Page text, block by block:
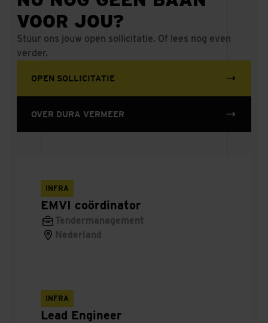
Servicemanager Beheer en Onderhoud
Maintenance Engineer
Adviseur Beheer & Onderhoud
Kostendeskundige Beheer en Onderhoud
Cad tekenaar infra
Projectleider infra
EMVI coördinator
VOOR JOU?
Stuur ons jouw open sollicitatie. Of lees nog even
verder.
OPEN SOLLICITATIE
OVER DURA VERMEER
EMVI coördinator
Tendermanagement
Nederland
INFRA
Lead Engineer
INFRA